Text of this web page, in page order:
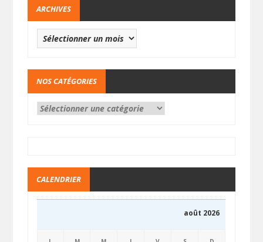
ARCHIVES
NOS CATÉGORIES
CALENDRIER
août 2026